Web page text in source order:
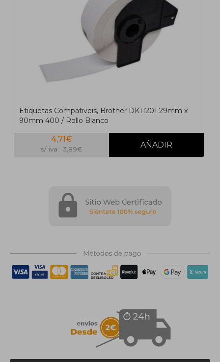
Etiquetas Compativeis, Brother DK11201 29mm x
90mm 400 / Rollo Blanco
4,71€
s/ iva: 3,89€